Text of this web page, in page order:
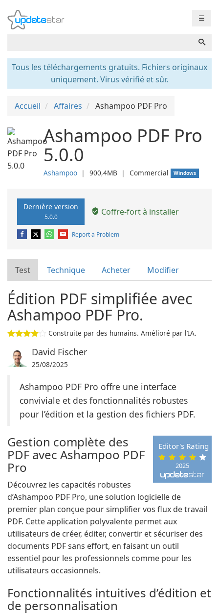
☰
Tous les téléchargements gratuits. Fichiers originaux
uniquement. Virus vérifié et sûr.
Accueil Affaires Ashampoo PDF Pro
Ashampoo PDF Pro
5.0.0
Ashampoo ❘ 900,4MB ❘ Commercial Windows
Dernière version
5.0.0 Coffre-fort à installer
Report a Problem
Test Technique Acheter Modifier
Édition PDF simplifiée avec
Ashampoo PDF Pro.
Construite par des humains. Amélioré par l’IA.
David Fischer
25/08/2025
Ashampoo PDF Pro offre une interface
conviviale et des fonctionnalités robustes
pour l’édition et la gestion des fichiers PDF.
2025
Editor's Rating
Gestion complète des
PDF avec Ashampoo PDF
Pro
Découvrez les capacités robustes
d’Ashampoo PDF Pro, une solution logicielle de
premier plan conçue pour simplifier vos flux de travail
PDF. Cette application polyvalente permet aux
utilisateurs de créer, éditer, convertir et sécuriser des
documents PDF sans effort, en faisant un outil
essentiel pour les professionnels comme pour les
utilisateurs occasionnels.
Fonctionnalités intuitives d’édition et
de personnalisation